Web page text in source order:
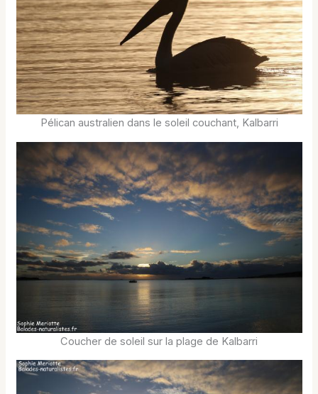
Pélican australien dans le soleil couchant, Kalbarri
Coucher de soleil sur la plage de Kalbarri